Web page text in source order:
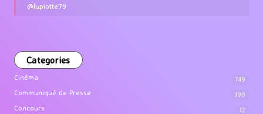
@lupiotte79
Categories
Cinéma 749
Communiqué de Presse 190
Concours 12